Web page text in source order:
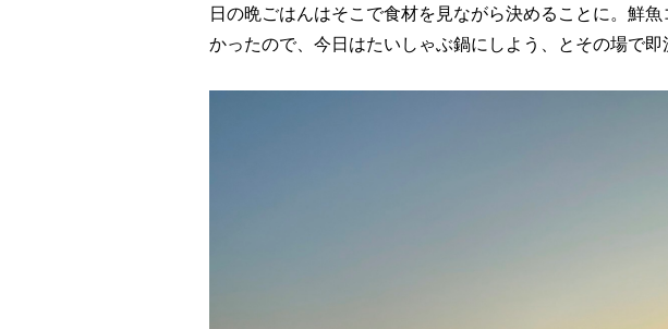
日の晩ごはんはそこで食材を見ながら決めることに。鮮
かったので、今日はたいしゃぶ鍋にしよう、とその場で即